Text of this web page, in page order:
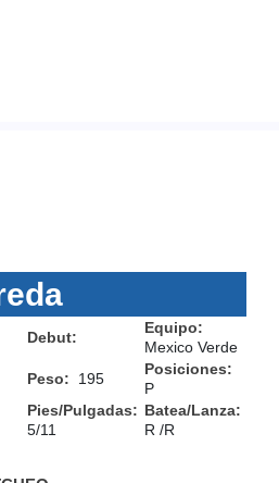
Debut:
Equipo:
Mexico Verde
Peso: 195
Posiciones:
P
Pies/Pulgadas:
5/11
Batea/Lanza:
R /R